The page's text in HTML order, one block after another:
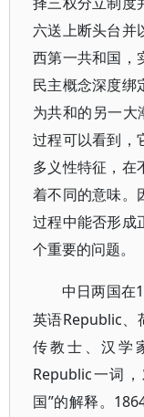
六送上断头台并
西第一共和国，
民主概念深度绑
为共和的另一大
过程可以看到，
多义性特征，在
着不同的意味。
过程中能否形成
个重要的问题。
中日两国在
英语Republic、
传教士、汉学
Republic一词
国”的解释。